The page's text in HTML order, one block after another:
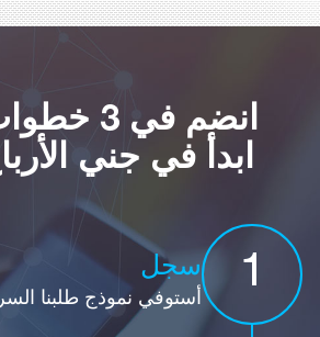
انضم في 3 خطوات سهلة
ابدأ في جني
1 سجل
أستوفي نموذج طلبنا